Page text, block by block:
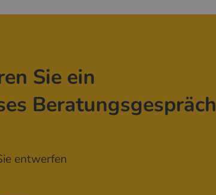
Sie ein
Beratungsgespräch
entwerfen